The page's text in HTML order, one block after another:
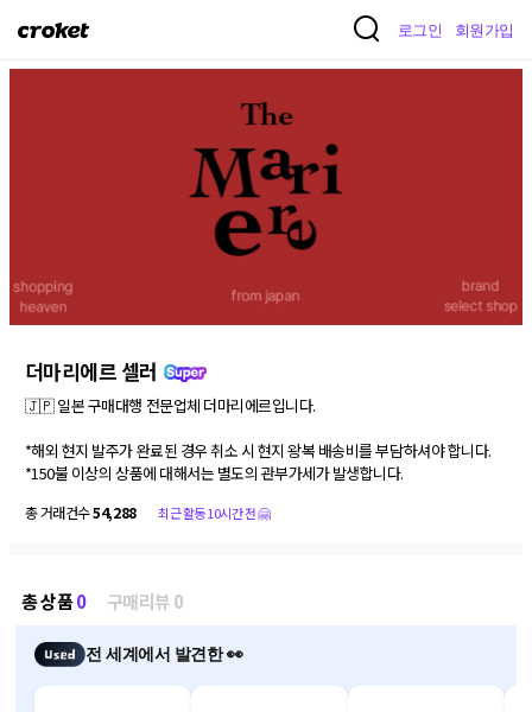
크
로그인 회원가입
더마리에르 셀러
🇯🇵 일본 구매대행 전문업체 더마리에르입니다.
*해외 현지 발주가 완료된 경우 취소 시 현지 왕복 배송비를 부담하셔야 합니다.
*150불 이상의 상품에 대해서는 별도의 관부가세가 발생합니다.
총 거래건수54,288 최근 활동 10시간 전 🤗
총 상품0 구매리뷰 0
전 세계에서 발견한 👀